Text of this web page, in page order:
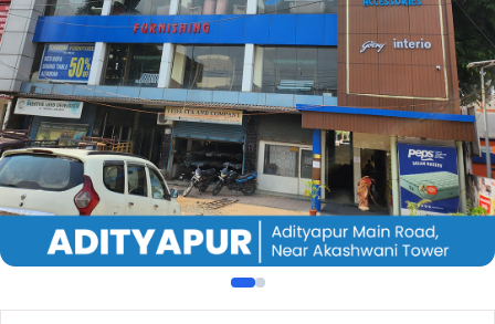
पटेल को विधानसभा सचेतक की जिम्मेदारी, दिनेश
कुमार ने दी बधाई
ByGoutam
Published on: October 16, 2023